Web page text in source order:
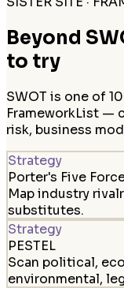
Beyond
to try
SWOT is one of
FrameworkList —
risk, business
Strategy
Porter's Five
Map industry
substitutes.
Strategy
PESTEL
Scan political,
environmental,